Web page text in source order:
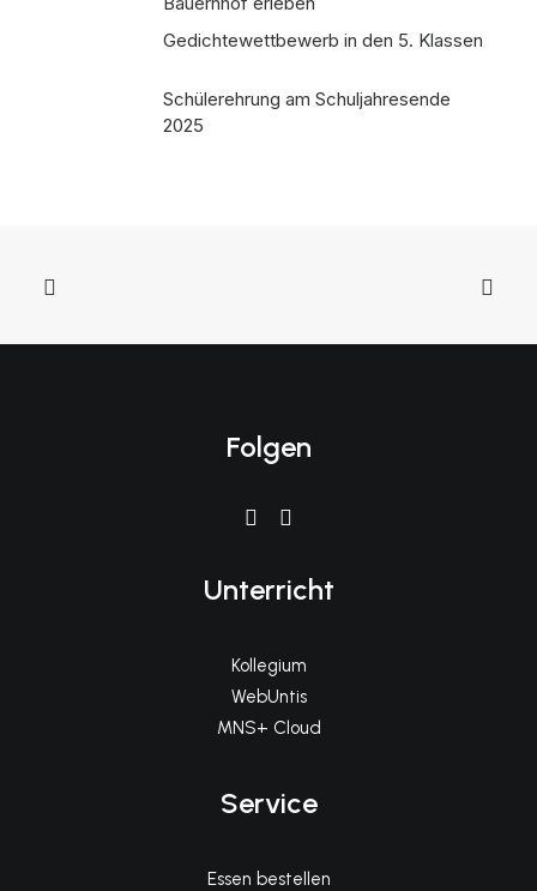
Gedichtewettbewerb in den 5. Klassen
Schülerehrung am Schuljahresende
2025
Folgen
Unterricht
Kollegium
WebUntis
MNS+ Cloud
Service
Essen bestellen